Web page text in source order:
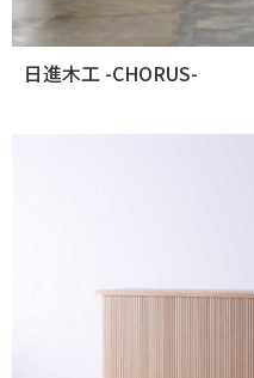
日進木工 -CHORUS-